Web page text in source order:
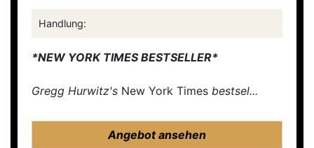
Handlung:
*NEW YORK TIMES BESTSELLER*
Gregg Hurwitz's New York Times bestsel...
Angebot ansehen